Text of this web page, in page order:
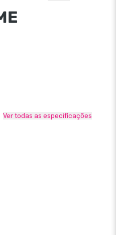
Ver todas as especificações